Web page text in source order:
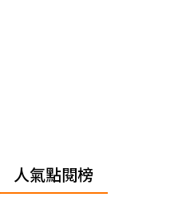
人氣點閱榜